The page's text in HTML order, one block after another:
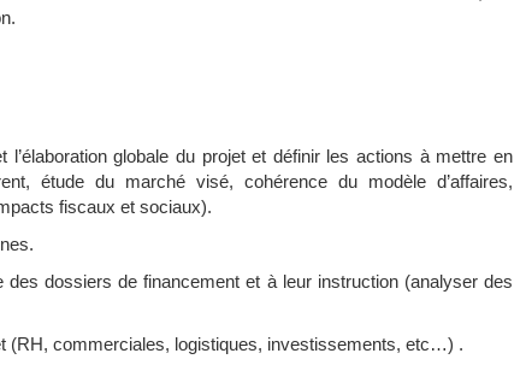
globale du projet et définir les actions à mettre en
étude du marché visé, cohérence du modèle d’affaires,
fiscaux et sociaux).
dossiers de financement et à leur instruction (analyser des
(RH, commerciales, logistiques, investissements, etc…) .